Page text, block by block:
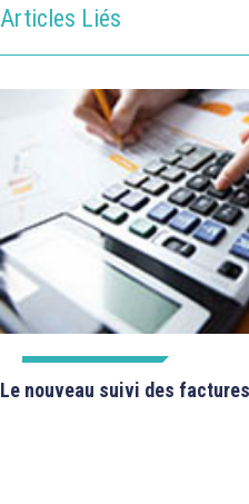
Articles Liés
Le nouveau suivi des